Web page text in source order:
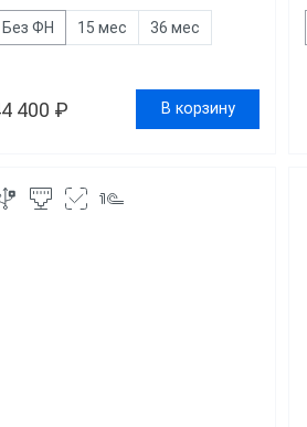
Без ФН 15 мес 36 мес
400 ₽ В корзину